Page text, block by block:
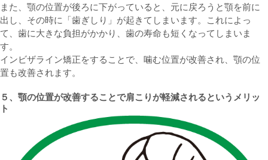
また、顎の位置が後ろに下がっていると、元に戻ろうと顎を前に
出し、その時に「歯ぎしり」が起きてしまいます。これによっ
て、歯に大きな負担がかかり、歯の寿命も短くなってしまいま
す。
インビザライン矯正をすることで、噛む位置が改善され、顎の位
置も改善されます。
５、顎の位置が改善することで肩こりが軽減されるというメリッ
ト